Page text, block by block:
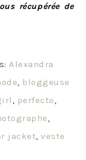
récupérée de
Alexandra
, bloggeuse
, perfecto,
,
jacket,veste